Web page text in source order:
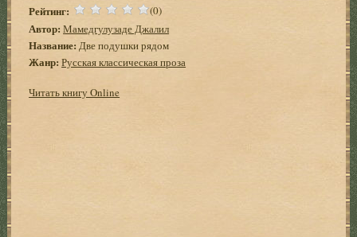
Рейтинг: (0)
Автор: Мамедгулузаде Джалил
Название: Две подушки рядом
Жанр: Русская классическая проза
Читать книгу Online